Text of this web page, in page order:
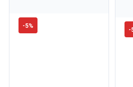
Antrieb
Gasgestänge
-5%
-